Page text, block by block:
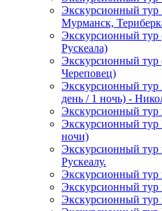
Экскурсионный
Мурманск,
Экскурсионный тур
Рускеала)
Экскурсионный тур
Череповец)
Экскурсионный тур
день / 1 ночь) -
Экскурсионный тур
Экскурсионный тур
ночи)
Экскурсионный тур
Рускеалу.
Экскурсионный тур
Экскурсионный тур
Экскурсионный тур